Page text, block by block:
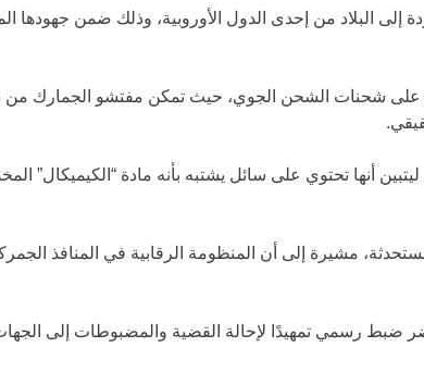
البلاد من إحدى الدول الأوروبية، وذلك ضمن جهودها
شحنات الشحن الجوي، حيث تمكن مفتشو الجمارك من
أنها تحتوي على سائل يشتبه بأنه مادة “الكيميكال”
مشيرة إلى أن المنظومة الرقابية في المنافذ
رسمي تمهيدًا لإحالة القضية والمضبوطات إلى